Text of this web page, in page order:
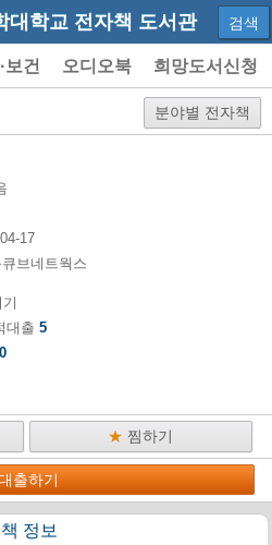
대학교 전자책 도서관 검색
보건 오디오북
희망도서신청
분야별 전자책
17
브네트웍스
대출 5
0
★ 찜하기
출하기
책 정보